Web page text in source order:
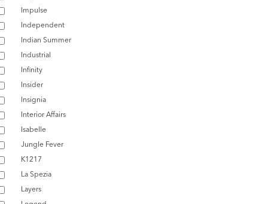
Impulse
Independent
Indian Summer
Industrial
Infinity
Insider
Insignia
Interior Affairs
Isabelle
Jungle Fever
K1217
La Spezia
Layers